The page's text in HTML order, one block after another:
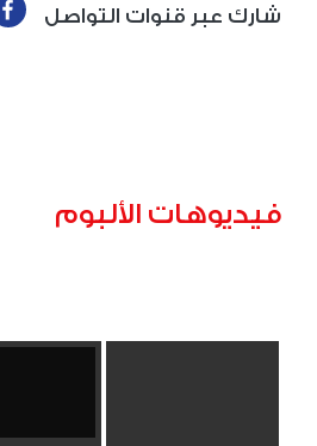
شارك عبر قنوات التواصل
فيديوهات الألبوم